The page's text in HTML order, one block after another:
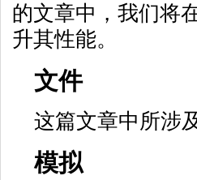
的文章中，我们将
升其性能。
文件
这篇文章中所涉
模拟